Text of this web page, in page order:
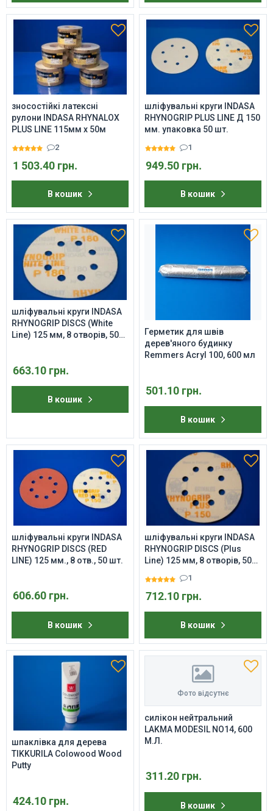
зносостійкі латексні
рулони INDASA RHYNALOX
PLUS LINE 115мм х 50м
1 503.40 грн.
2
В кошик
шліфувальні круги INDASA
RHYNOGRIP PLUS LINE Д 150
мм. упаковка 50 шт.
949.50 грн.
1
В кошик
шліфувальні круги INDASA
RHYNOGRIP DISCS (White
Line) 125 мм, 8 отворів, 50
663.10 грн.
В кошик
Герметик для швів
дерев'яного будинку
Remmers Acryl 100, 600 мл
501.10 грн.
В кошик
шліфувальні круги INDASA
RHYNOGRIP DISCS (RED
LINE) 125 мм., 8 отв., 50 шт.
606.60 грн.
В кошик
шліфувальні круги INDASA
RHYNOGRIP DISCS (Plus
Line) 125 мм, 8 отворів, 50
712.10 грн.
1
В кошик
шпаклівка для дерева
TIKKURILA Colowood Wood
Putty
424.10 грн.
Фото відсутнє
силікон нейтральний
LAKMA MODESIL NO14, 600
М.Л.
311.20 грн.
В кошик